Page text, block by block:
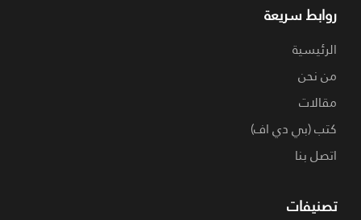
روابط سريعة
الرئيسية
من نحن
مقالات
كتب (بي دي اف)
اتصل بنا
تصنيفات